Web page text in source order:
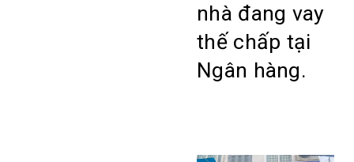
nhà đang vay
thế chấp tại
Ngân hàng.